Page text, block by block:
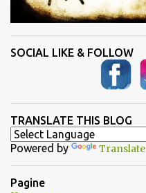
SOCIAL LIKE & FOLLOW
TRANSLATE THIS BLOG
Powered by Translate
Pagine